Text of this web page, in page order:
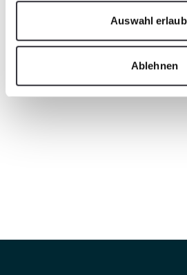
Auswahl
Ablehnen